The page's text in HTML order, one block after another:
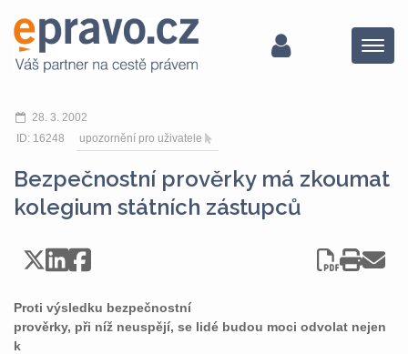
Menu
28. 3. 2002
ID: 16248
upozornění pro uživatele
Bezpečnostní prověrky má zkoumat
kolegium státních zástupců
Proti výsledku bezpečnostní
prověrky, při níž neuspějí, se lidé budou moci odvolat nejen
k